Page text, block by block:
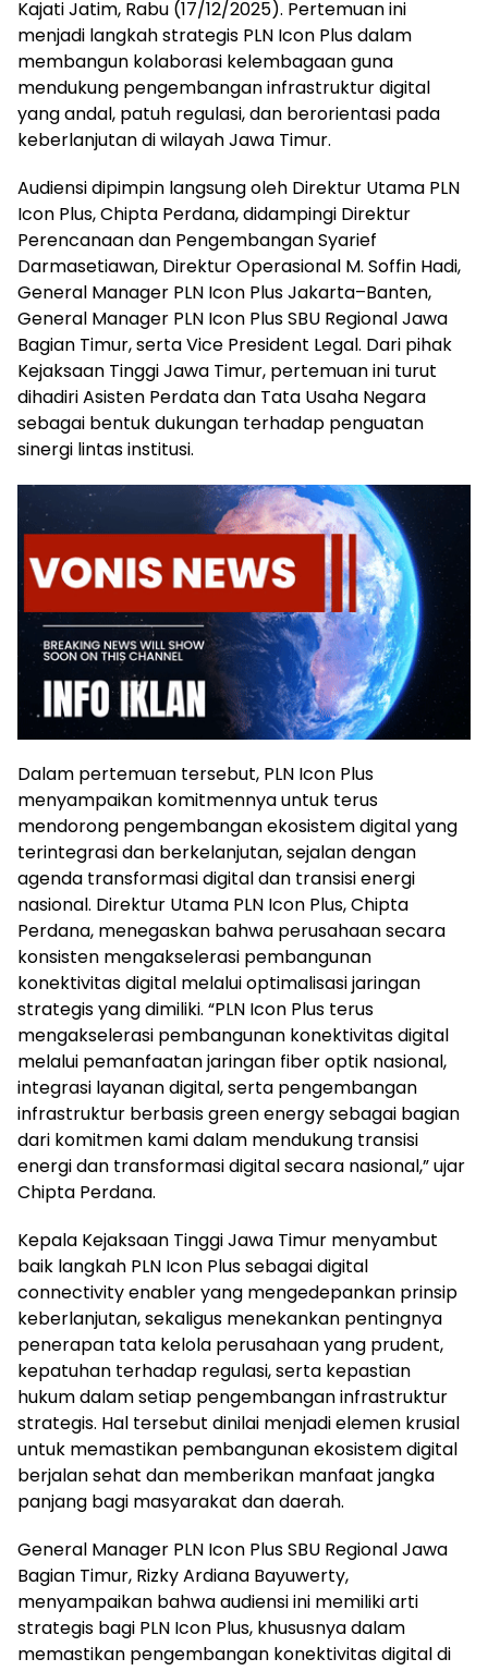
Kajati Jatim, Rabu (17/12/2025). Pertemuan ini
menjadi langkah strategis PLN Icon Plus dalam
membangun kolaborasi kelembagaan guna
mendukung pengembangan infrastruktur digital
yang andal, patuh regulasi, dan berorientasi pada
keberlanjutan di wilayah Jawa Timur.
Audiensi dipimpin langsung oleh Direktur Utama PLN
Icon Plus, Chipta Perdana, didampingi Direktur
Perencanaan dan Pengembangan Syarief
Darmasetiawan, Direktur Operasional M. Soffin Hadi,
General Manager PLN Icon Plus Jakarta–Banten,
General Manager PLN Icon Plus SBU Regional Jawa
Bagian Timur, serta Vice President Legal. Dari pihak
Kejaksaan Tinggi Jawa Timur, pertemuan ini turut
dihadiri Asisten Perdata dan Tata Usaha Negara
sebagai bentuk dukungan terhadap penguatan
sinergi lintas institusi.
Dalam pertemuan tersebut, PLN Icon Plus
menyampaikan komitmennya untuk terus
mendorong pengembangan ekosistem digital yang
terintegrasi dan berkelanjutan, sejalan dengan
agenda transformasi digital dan transisi energi
nasional. Direktur Utama PLN Icon Plus, Chipta
Perdana, menegaskan bahwa perusahaan secara
konsisten mengakselerasi pembangunan
konektivitas digital melalui optimalisasi jaringan
strategis yang dimiliki. “PLN Icon Plus terus
mengakselerasi pembangunan konektivitas digital
melalui pemanfaatan jaringan fiber optik nasional,
integrasi layanan digital, serta pengembangan
infrastruktur berbasis green energy sebagai bagian
dari komitmen kami dalam mendukung transisi
energi dan transformasi digital secara nasional,” ujar
Chipta Perdana.
Kepala Kejaksaan Tinggi Jawa Timur menyambut
baik langkah PLN Icon Plus sebagai digital
connectivity enabler yang mengedepankan prinsip
keberlanjutan, sekaligus menekankan pentingnya
penerapan tata kelola perusahaan yang prudent,
kepatuhan terhadap regulasi, serta kepastian
hukum dalam setiap pengembangan infrastruktur
strategis. Hal tersebut dinilai menjadi elemen krusial
untuk memastikan pembangunan ekosistem digital
berjalan sehat dan memberikan manfaat jangka
panjang bagi masyarakat dan daerah.
General Manager PLN Icon Plus SBU Regional Jawa
Bagian Timur, Rizky Ardiana Bayuwerty,
menyampaikan bahwa audiensi ini memiliki arti
strategis bagi PLN Icon Plus, khususnya dalam
memastikan pengembangan konektivitas digital di